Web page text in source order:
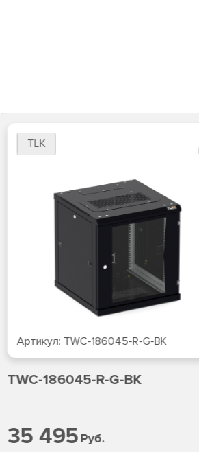
TLK
Артикул: TWC-186045-R-G-BK
TWC-186045-R-G-BK
35 495Руб.